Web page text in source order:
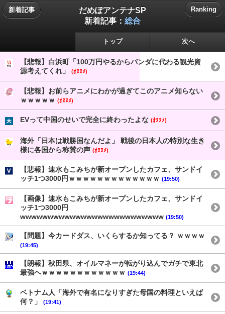
新着記事
だめぽアンテナSP
新着記事： 総合
Ranking
トップ 次へ
【悲報】白浜町「100万円やるからパンダに代わる観光資
源考えてくれ」
(ｵﾇﾇﾒ)
【悲報】お前らアニメにわかが過ぎてこのアニメ知らない
ｗｗｗｗｗ (ｵﾇﾇﾒ)
EVって中国のせいで完全に終わったよな (ｵﾇﾇﾒ)
海外「日本は戦勝国なんだよ」 戦後の日本人の特別な生き
様に各国から称賛の声 (ｵﾇﾇﾒ)
【悲報】速水もこみちが新オープンしたカフェ、サンドイ
ッチ1つ3000円ｗｗｗｗｗｗｗｗｗｗｗｗｗ (19:50)
【画像】速水もこみちが新オープンしたカフェ、サンドイ
ッチ1つ3000円
wwwwwwwwwwwwwwwwwwwwwwwwww (19:50)
【問題】今カードダス、いくらするか知ってる？ ｗｗｗｗ
(19:45)
【朗報】秋田県、オイルマネーが転がり込んでガチで東北
最強へｗｗｗｗｗｗｗｗｗｗｗｗ (19:44)
ベトナム人「海外で有名になりすぎた母国の料理といえば
何？」
(19:41)